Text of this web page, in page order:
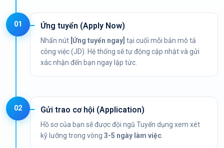
01 Ứng tuyển (Apply Now)
Nhấn nút [Ứng tuyển ngay] tại cuối mỗi bản mô tả
công việc (JD). Hệ thống sẽ tự động cập nhật và gửi
xác nhận đến bạn ngay lập tức.
02 Gửi trao cơ hội (Application)
Hồ sơ của bạn sẽ được đội ngũ Tuyển dụng xem xét
kỹ lưỡng trong vòng 3-5 ngày làm việc.